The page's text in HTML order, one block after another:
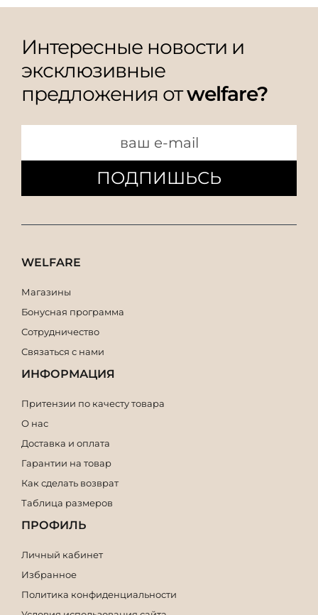
Интересные новости и
эксклюзивные
предложения отwelfare?
ПОДПИШЬСЬ
WELFARE
Магазины
Бонусная программа
Сотрудничество
Связаться с нами
ИНФОРМАЦИЯ
Притензии по качесту товара
О нас
Доставка и оплата
Гарантии на товар
Как сделать возврат
Таблица размеров
ПРОФИЛЬ
Личный кабинет
Избранное
Политика конфиденциальности